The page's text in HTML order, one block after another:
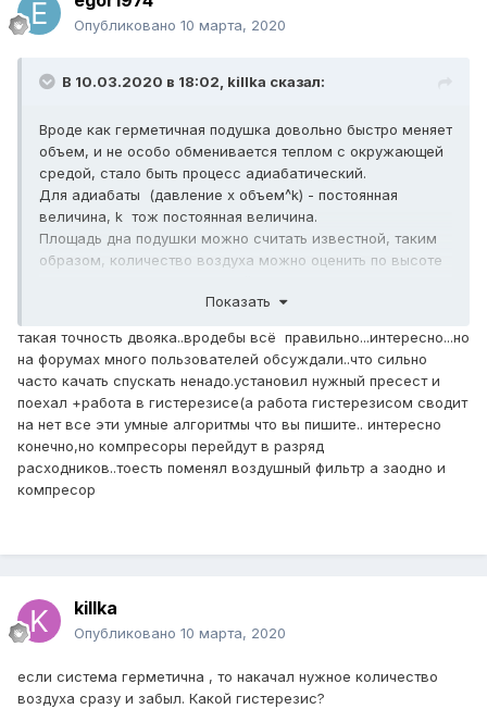
Опубликовано 10 марта, 2020
В 10.03.2020 в 18:02, killka сказал:
Вроде как герметичная подушка довольно быстро меняет
объем, и не особо обменивается теплом с окружающей
средой, стало быть процесс адиабатический.
Для адиабаты (давление х объем^k) - постоянная
величина, k тож постоянная величина.
Площадь дна подушки можно считать известной, таким
образом, количество воздуха можно оценить по высоте
Контроль объема воздуха сделает возможным отделить
стоит.
Просто датчики уровня без датчиков давления в случае
диагонального вывешивания не дадут представления о
том, как будет расположен кузов, когда машина съедет
на ровную поверхность.
Опять же если контроллер будет иметь в памяти карту
(высота х давление) для ряда нагрузок, то будет
возможность на любой поверхности надуть подушки
Показать
такая точность двояка..вродебы всё правильно...интересно...но
на форумах много пользователей обсуждали..что сильно
часто качать спускать ненадо.установил нужный пресест и
поехал +работа в гистерезисе(а работа гистерезисом сводит
на нет все эти умные алгоритмы что вы пишите.. интересно
конечно,но компресоры перейдут в разряд
расходников..тоесть поменял воздушный фильтр а заодно и
компресор
killka
Опубликовано 10 марта, 2020
если система герметична , то накачал нужное количество
воздуха сразу и забыл. Какой гистерезис?